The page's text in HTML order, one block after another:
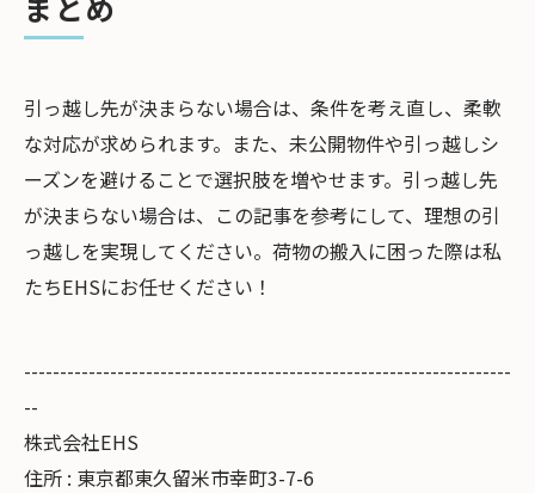
引っ越し先が決まらない場合は、条件を考え直し、柔軟
な対応が求められます。また、未公開物件や引っ越しシ
ーズンを避けることで選択肢を増やせます。引っ越し先
が決まらない場合は、この記事を参考にして、理想の引
っ越しを実現してください。荷物の搬入に困った際は私
たちEHSにお任せください！
--------------------------------------------------------------------
--
株式会社EHS
住所 : 東京都東久留米市幸町3-7-6